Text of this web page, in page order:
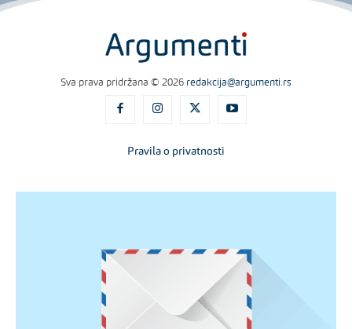
Sva prava pridržana © 2026 redakcija@argumenti.rs
Pravila o privatnosti